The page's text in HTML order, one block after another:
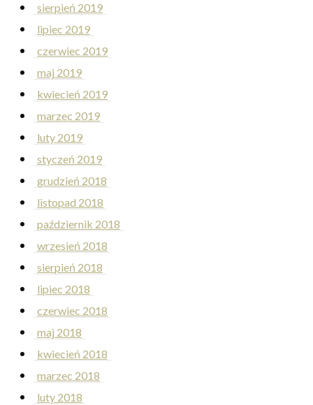
sierpień 2019
lipiec 2019
czerwiec 2019
maj 2019
kwiecień 2019
marzec 2019
luty 2019
styczeń 2019
grudzień 2018
listopad 2018
październik 2018
wrzesień 2018
sierpień 2018
lipiec 2018
czerwiec 2018
maj 2018
kwiecień 2018
marzec 2018
luty 2018